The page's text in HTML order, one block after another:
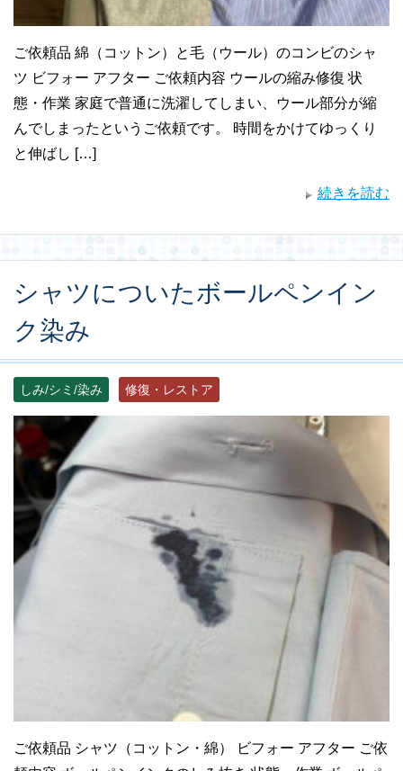
ご依頼品 綿（コットン）と毛（ウール）のコンビのシャ
ツ ビフォー アフター ご依頼内容 ウールの縮み修復 状
態・作業 家庭で普通に洗濯してしまい、ウール部分が縮
んでしまったというご依頼です。 時間をかけてゆっくり
と伸ばし […]
続きを読む
シャツについたボールペンイン
ク染み
しみ/シミ/染み 修復・レストア
ご依頼品 シャツ（コットン・綿） ビフォー アフター ご依